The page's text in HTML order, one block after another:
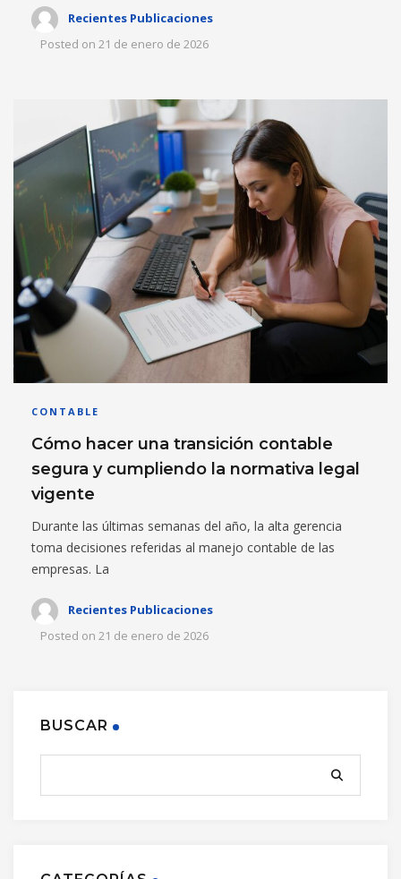
Recientes Publicaciones
Posted on 21 de enero de 2026
CONTABLE
Cómo hacer una transición contable
segura y cumpliendo la normativa legal
vigente
Durante las últimas semanas del año, la alta gerencia
toma decisiones referidas al manejo contable de las
empresas. La
Recientes Publicaciones
Posted on 21 de enero de 2026
BUSCAR